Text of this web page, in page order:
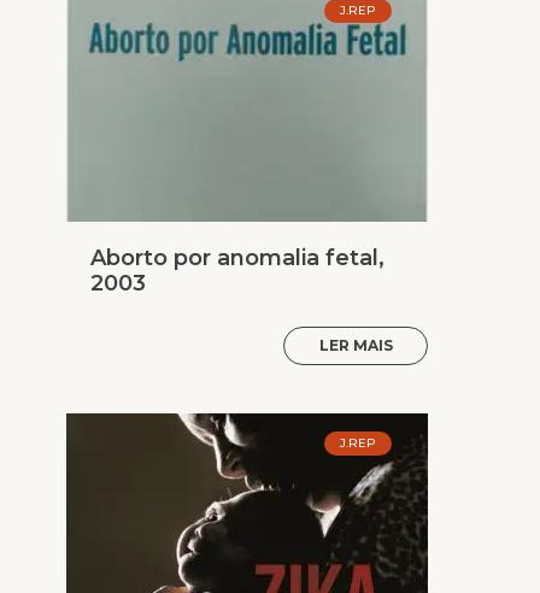
J.REP
Aborto por anomalia fetal,
2003
LER MAIS
J.REP